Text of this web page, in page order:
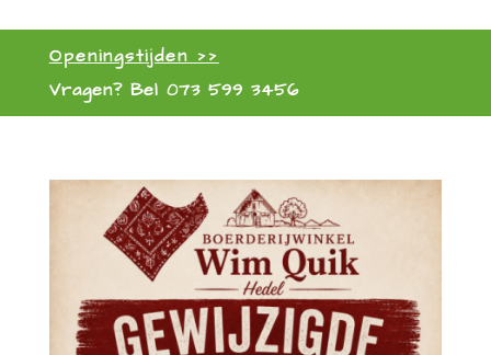
Openingstijden >>
Vragen? Bel 073 599 3456